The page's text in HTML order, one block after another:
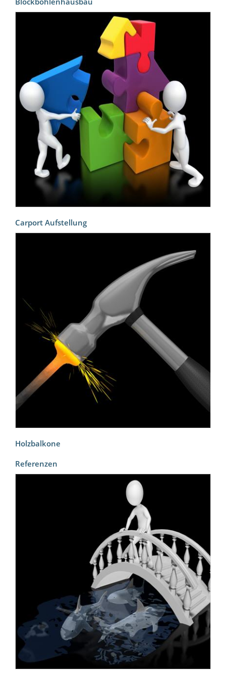
Carport Aufstellung
Holzbalkone
Referenzen